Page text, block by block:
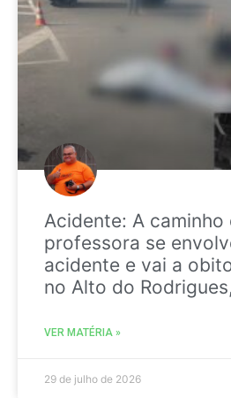
Acidente: A
professora se
acidente e vai a
no Alto do
VER MATÉRIA »
29 de julho de 2026